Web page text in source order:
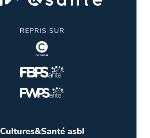
REPRIS SUR
Cultures&Santé asbl